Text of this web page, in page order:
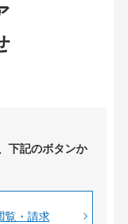
下記のボタンか
覧・請求